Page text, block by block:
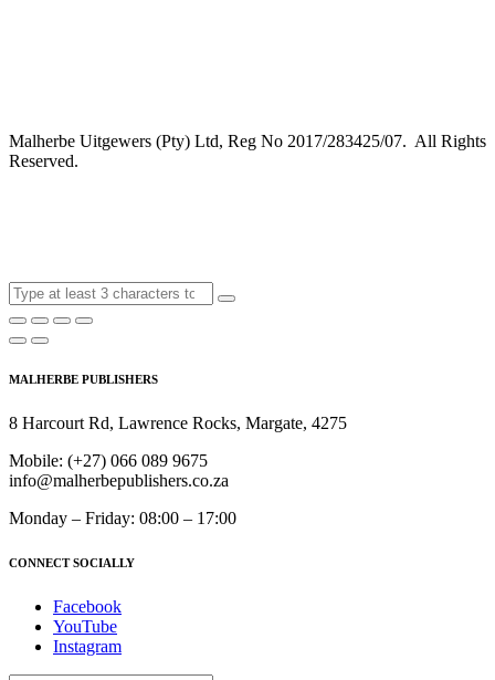
Malherbe Uitgewers (Pty) Ltd, Reg No 2017/283425/07. All Rights
Reserved.
MALHERBE PUBLISHERS
8 Harcourt Rd, Lawrence Rocks, Margate, 4275
Mobile: (+27) 066 089 9675
info@malherbepublishers.co.za
Monday – Friday: 08:00 – 17:00
CONNECT SOCIALLY
Facebook
YouTube
Instagram